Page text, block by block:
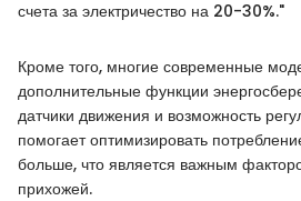
счета за электричество на 20-30%."
Кроме того, многие современные
дополнительные функции
датчики движения и возможность
помогает оптимизировать
больше, что является важным
прихожей.